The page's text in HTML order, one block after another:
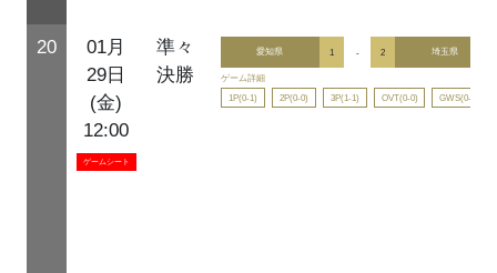
20
01月
29日
(金)
12:00
ゲームシート
準々
決勝
愛知県 1 - 2 埼玉県
ゲーム詳細
1P(0-1)
2P(0-0) 3P(1-1) OVT(0-0) GWS(0-0)